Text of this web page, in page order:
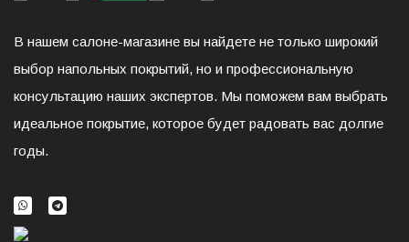
В нашем салоне-магазине вы найдете не только широкий
выбор напольных покрытий, но и профессиональную
консультацию наших экспертов. Мы поможем вам выбрать
идеальное покрытие, которое будет радовать вас долгие
годы.